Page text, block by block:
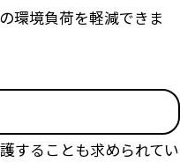
環境負荷を軽減できま
することも求められてい